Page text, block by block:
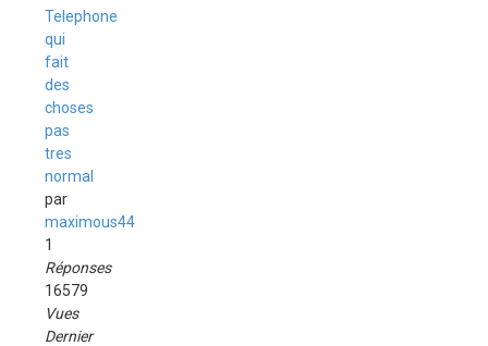
Telephone
qui
fait
des
choses
pas
tres
normal
par
maximous44
1
Réponses
16579
Vues
Dernier